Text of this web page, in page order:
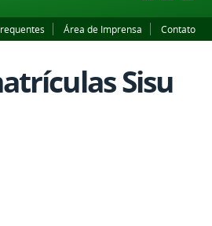
Área de Imprensa Contato
Sisu